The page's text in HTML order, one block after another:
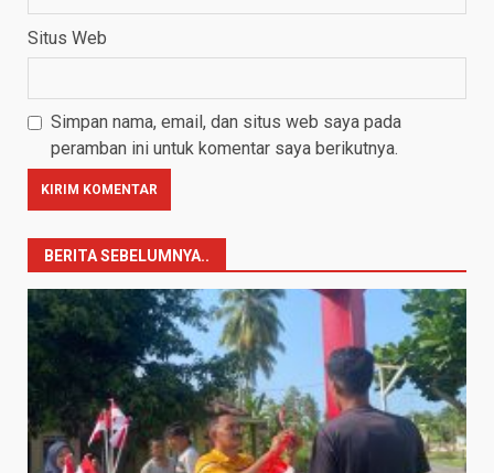
Situs Web
Simpan nama, email, dan situs web saya pada
peramban ini untuk komentar saya berikutnya.
BERITA SEBELUMNYA..